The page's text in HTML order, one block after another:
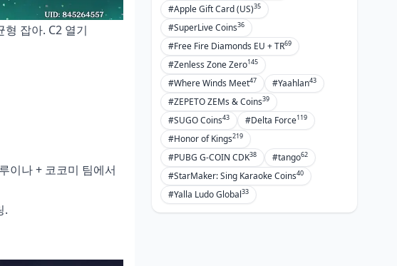
잡아. C2 열기
이나 + 코코미 팀에서
.
#Apple Gift Card (US)35
#SuperLive Coins36
#Free Fire Diamonds EU + TR69
#Zenless Zone Zero145
#Where Winds Meet47 #Yaahlan43
#ZEPETO ZEMs & Coins39
#SUGO Coins43 #Delta Force119
#Honor of Kings219
#PUBG G-COIN CDK38 #tango62
#StarMaker: Sing Karaoke Coins40
#Yalla Ludo Global33